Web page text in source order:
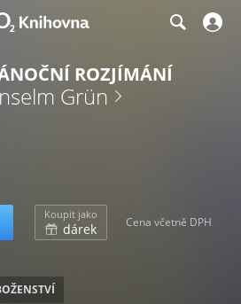
ROZJÍMÁNÍ
Grün
Koupit jako
dárek Cena včetně DPH